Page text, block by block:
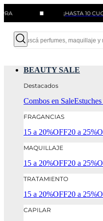
¡HASTA 10 CUOTAS SIN
BEAUTY SALE
Destacados
Combos en Sale
FRAGANCIAS
15 a 20%OFF20 a
MAQUILLAJE
15 a 20%OFF20 a
TRATAMIENTO
15 a 20%OFF20 a
CAPILAR